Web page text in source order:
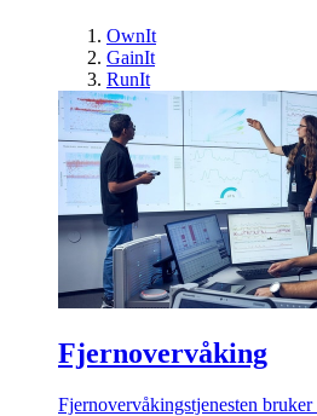
OwnIt
GainIt
RunIt
Fjernovervåking
Fjernovervåkingstjenesten